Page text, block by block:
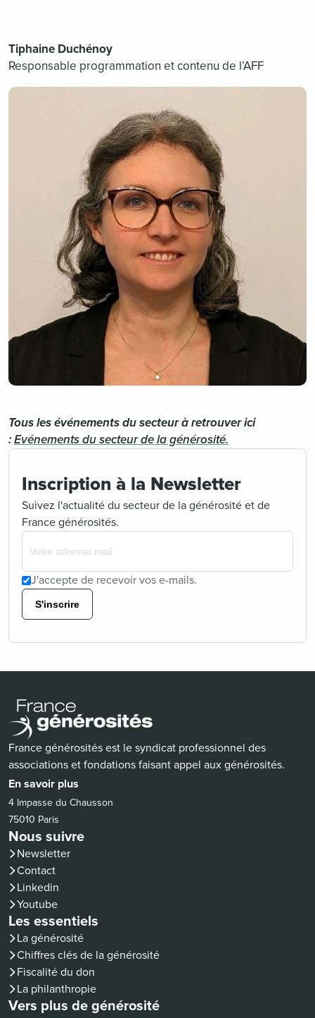
Tiphaine Duchénoy
Responsable programmation et contenu de l’AFF
Tous les événements du secteur à retrouver ici
:Evénements du secteur de la générosité.
Inscription à la Newsletter
Suivez l'actualité du secteur de la générosité et de
France générosités.
J'accepte de recevoir vos e-mails.
S'inscrire
France générosités est le syndicat professionnel des
associations et fondations faisant appel aux générosités.
En savoir plus
4 Impasse du Chausson
75010 Paris
Nous suivre
Newsletter
Contact
Linkedin
(nouvelle fenêtre)
Youtube
(nouvelle fenêtre)
Les essentiels
La générosité
Chiffres clés de la générosité
Fiscalité du don
La philanthropie
Vers plus de générosité